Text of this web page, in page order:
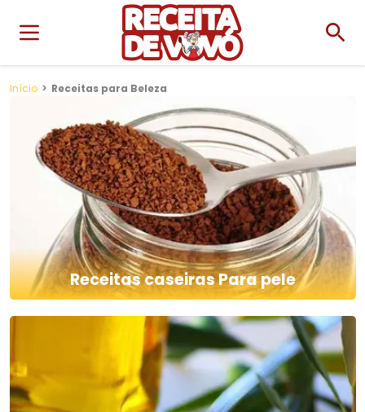
Início Receitas para Beleza
Receitas caseiras Para pele